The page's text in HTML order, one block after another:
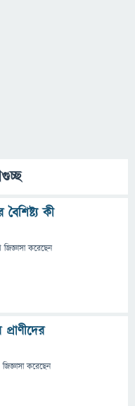
বৈশিষ্ট্য কী
জিজ্ঞাসাকরেছেন
জিজ্ঞাসাকরেছেন